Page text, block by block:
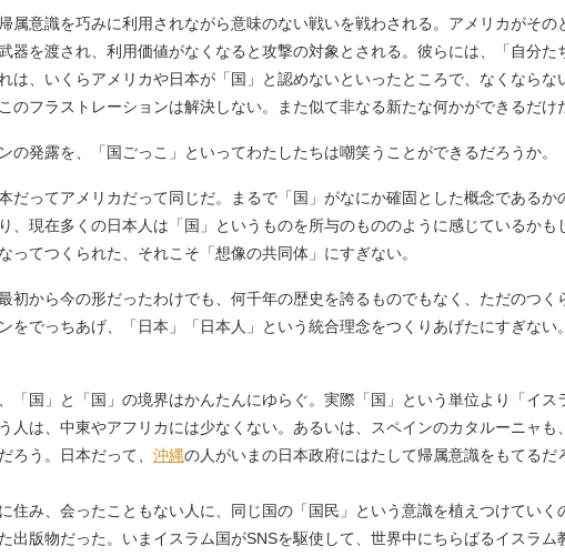
意識を巧みに利用されながら意味のない戦いを戦わされる。アメリカがその
器を渡され、利用価値がなくなると攻撃の対象とされる。彼らには、「自分
は、いくらアメリカや日本が「国」と認めないといったところで、なくなら
のフラストレーションは解決しない。また似て非なる新たな何かができるだけ
発露を、「国ごっこ」といってわたしたちは嘲笑うことができるだろうか。
だってアメリカだって同じだ。まるで「国」がなにか確固とした概念である
、現在多くの日本人は「国」というものを所与のもののように感じているか
ってつくられた、それこそ「想像の共同体」にすぎない。
初から今の形だったわけでも、何千年の歴史を誇るものでもなく、ただのつ
をでっちあげ、「日本」「日本人」という統合理念をつくりあげたにすぎな
国」と「国」の境界はかんたんにゆらぐ。実際「国」という単位より「イス
人は、中東やアフリカには少なくない。あるいは、スペインのカタルーニャ
ろう。日本だって、 沖縄の人がいまの日本政府にはたして帰属意識をもてるだ
み、会ったこともない人に、同じ国の「国民」という意識を植えつけていく
出版物だった。いまイスラム国がSNSを駆使して、世界中にちらばるイスラ